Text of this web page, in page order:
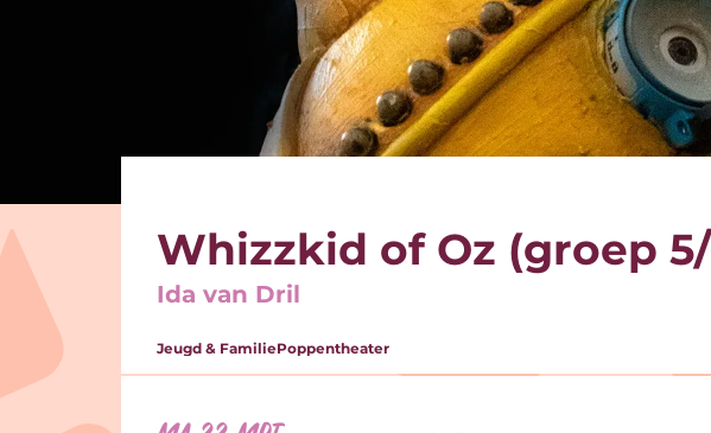
Whizzkid of Oz (groep
Ida van Dril
Jeugd & FamiliePoppentheater